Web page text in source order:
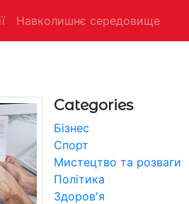
Навколишнє середовище
Categories
Бізнес
Спорт
Мистецтво та розваги
Політика
Здоров'я